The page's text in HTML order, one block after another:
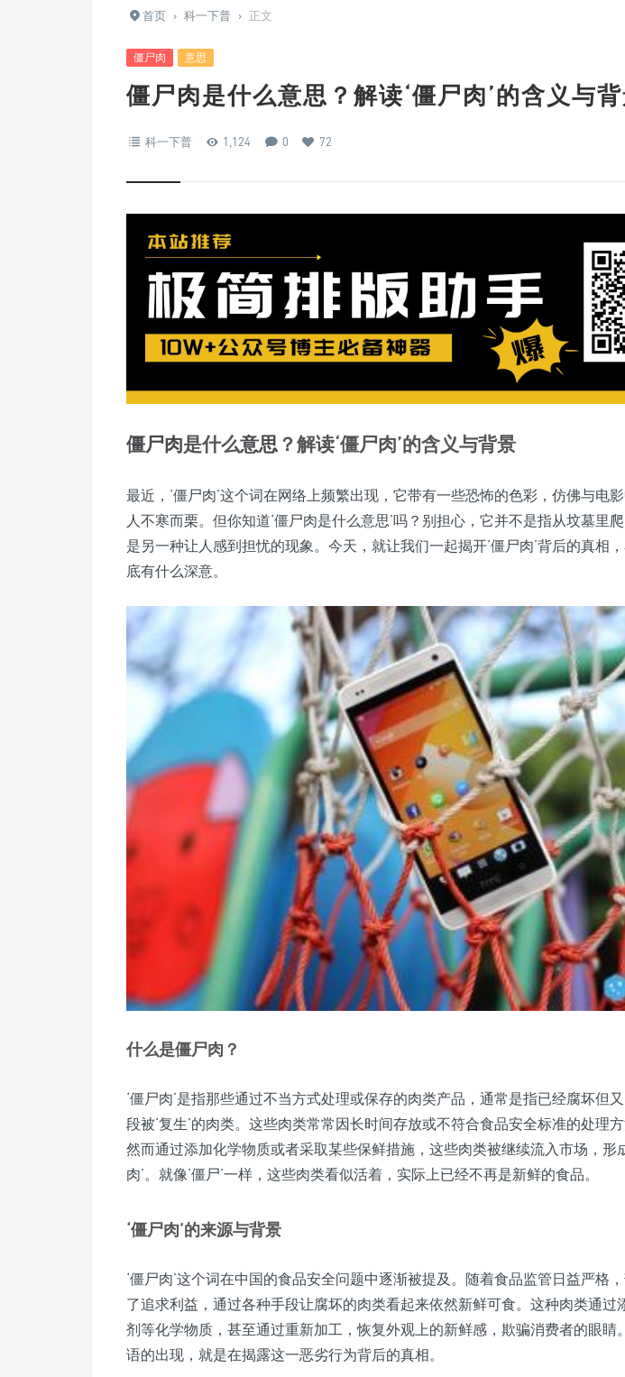
首页 › 科一下普 › 正文
僵尸肉 意思
僵尸肉是什么意思？解读‘僵尸肉’的含义与
科一下普 1,124 0 72
僵尸肉是什么意思？解读‘僵尸肉’的含义与背景
最近，‘僵尸肉’这个词在网络上频繁出现，它带有一些恐怖的色彩，仿佛与电
人不寒而栗。但你知道‘僵尸肉是什么意思’吗？别担心，它并不是指从坟墓里
是另一种让人感到担忧的现象。今天，就让我们一起揭开‘僵尸肉’背后的真相
底有什么深意。
什么是僵尸肉？
‘僵尸肉’是指那些通过不当方式处理或保存的肉类产品，通常是指已经腐坏但
段被‘复生’的肉类。这些肉类常常因长时间存放或不符合食品安全标准的处理
然而通过添加化学物质或者采取某些保鲜措施，这些肉类被继续流入市场，形
肉’。就像‘僵尸’一样，这些肉类看似活着，实际上已经不再是新鲜的食品。
‘僵尸肉’的来源与背景
‘僵尸肉’这个词在中国的食品安全问题中逐渐被提及。随着食品监管日益严格
了追求利益，通过各种手段让腐坏的肉类看起来依然新鲜可食。这种肉类通过
剂等化学物质，甚至通过重新加工，恢复外观上的新鲜感，欺骗消费者的眼睛
语的出现，就是在揭露这一恶劣行为背后的真相。